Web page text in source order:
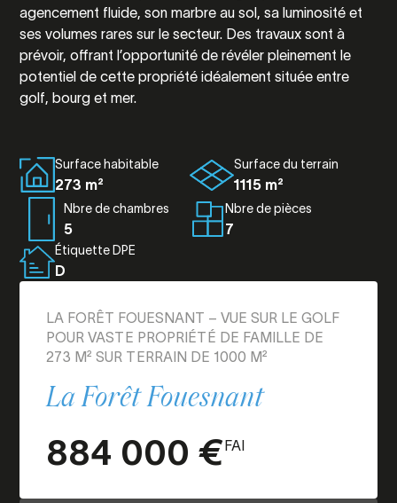
agencement fluide, son marbre au sol, sa luminosité et
ses volumes rares sur le secteur. Des travaux sont à
prévoir, offrant l’opportunité de révéler pleinement le
potentiel de cette propriété idéalement située entre
golf, bourg et mer.
Surface habitable
273 m²
Surface du terrain
1115 m²
Nbre de chambres
5
Nbre de pièces
7
Étiquette DPE
D
LA FORÊT FOUESNANT – VUE SUR LE GOLF
POUR VASTE PROPRIÉTÉ DE FAMILLE DE
273 M² SUR TERRAIN DE 1000 M²
La Forêt Fouesnant
884 000 €FAI